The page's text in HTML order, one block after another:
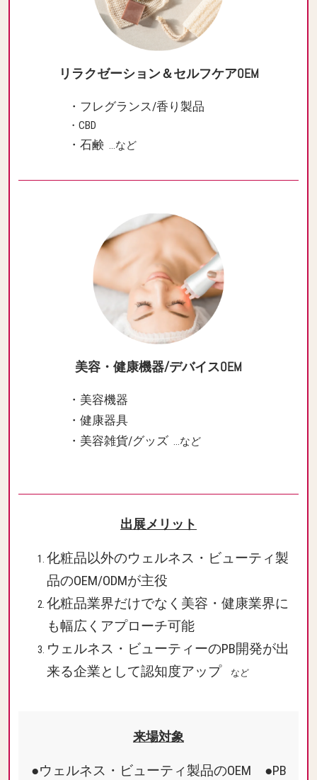
リラクゼーション＆セルフケアOEM
・フレグランス/香り製品
・CBD
・石鹸 …など
美容・健康機器/デバイスOEM
・美容機器
・健康器具
・美容雑貨/グッズ …など
出展メリット
化粧品以外のウェルネス・ビューティ製
品のOEM/ODMが主役
化粧品業界だけでなく美容・健康業界に
も幅広くアプローチ可能
ウェルネス・ビューティーのPB開発が出
来る企業として認知度アップ など
来場対象
●ウェルネス・ビューティ製品のOEM ●PB